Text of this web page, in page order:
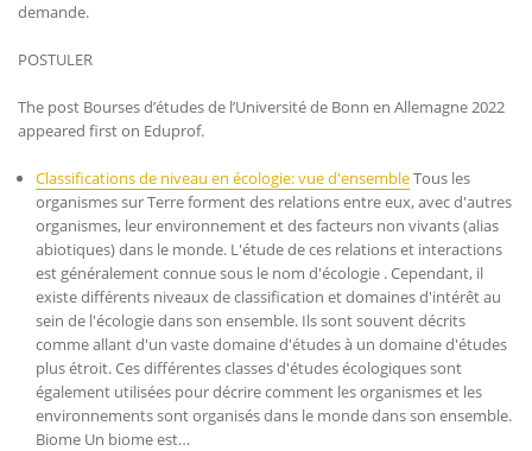
demande.
POSTULER
The post Bourses d’études de l’Université de Bonn en Allemagne 2022
appeared first on Eduprof.
Classifications de niveau en écologie: vue d'ensembleTous les
organismes sur Terre forment des relations entre eux, avec d'autres
organismes, leur environnement et des facteurs non vivants (alias
abiotiques) dans le monde. L'étude de ces relations et interactions
est généralement connue sous le nom d'écologie . Cependant, il
existe différents niveaux de classification et domaines d'intérêt au
sein de l'écologie dans son ensemble. Ils sont souvent décrits
comme allant d'un vaste domaine d'études à un domaine d'études
plus étroit. Ces différentes classes d'études écologiques sont
également utilisées pour décrire comment les organismes et les
environnements sont organisés dans le monde dans son ensemble.
Biome Un biome est…